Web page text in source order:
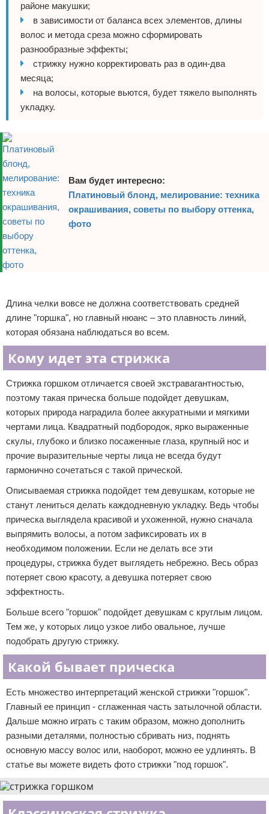
районе макушки;
в зависимости от баланса всех элементов, длины
волос и метода среза можно сформировать
разнообразные эффекты;
стрижку нужно корректировать раз в один-два
месяца;
на волосы, которые вьются, будет тяжело выполнять
укладку.
Вам будет интересно:
Платиновый блонд, мелирование: техника
окрашивания, советы по выбору оттенка,
фото
Длина челки вовсе не должна соответствовать средней
длине "горшка", но главный нюанс – это плавность линий,
которая обязана наблюдаться во всем.
Кому идет эта стрижка
Стрижка горшком отличается своей экстравагантностью,
поэтому такая прическа больше подойдет девушкам,
которых природа наградила более аккуратными и мягкими
чертами лица. Квадратный подбородок, ярко выраженные
скулы, глубоко и близко посаженные глаза, крупный нос и
прочие выразительные черты лица не всегда будут
гармонично сочетаться с такой прической.
Описываемая стрижка подойдет тем девушкам, которые не
станут лениться делать каждодневную укладку. Ведь чтобы
прическа выглядела красивой и ухоженной, нужно сначала
выпрямить волосы, а потом зафиксировать их в
необходимом положении. Если не делать все эти
процедуры, стрижка будет выглядеть небрежно. Весь образ
потеряет свою красоту, а девушка потеряет свою
эффектность.
Больше всего "горшок" подойдет девушкам с круглым лицом.
Тем же, у которых лицо узкое либо овальное, лучше
подобрать другую стрижку.
Какой бывает прическа
Есть множество интерпретаций женской стрижки "горшок".
Главный ее принцип - сглаженная часть затылочной области.
Дальше можно играть с таким образом, можно дополнить
разными деталями, полностью сбривать низ, поднять
основную массу волос или, наоборот, можно ее удлинять. В
статье вы можете видеть фото стрижки "под горшок".